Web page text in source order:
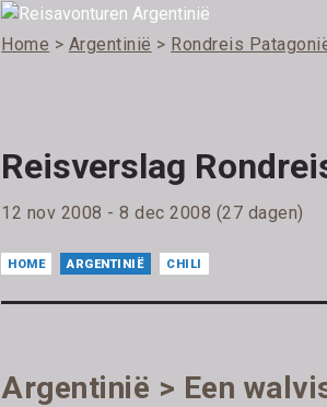
Home > Argentinië > Rondreis
Reisverslag
12 nov 2008 - 8 dec 2008 (27 dagen)
HOME ARGENTINIË CHILI
Argentinië > Een